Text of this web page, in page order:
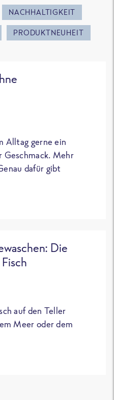
NACHHALTIGKEIT
PRODUKTNEUHEIT
Alltag gerne ein
Geschmack. Mehr
dafür gibt
Die
auf den Teller
Meer oder dem